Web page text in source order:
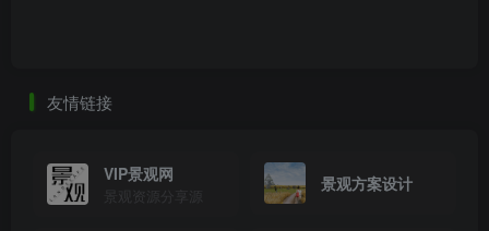
友情链接
VIP景观网
景观资源分享源
景观方案设计